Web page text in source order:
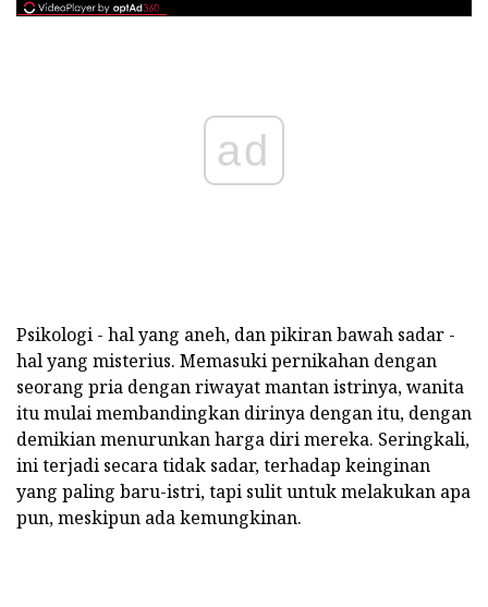
ad
Psikologi - hal yang aneh, dan pikiran bawah sadar -
hal yang misterius. Memasuki pernikahan dengan
seorang pria dengan riwayat mantan istrinya, wanita
itu mulai membandingkan dirinya dengan itu, dengan
demikian menurunkan harga diri mereka. Seringkali,
ini terjadi secara tidak sadar, terhadap keinginan
yang paling baru-istri, tapi sulit untuk melakukan apa
pun, meskipun ada kemungkinan.